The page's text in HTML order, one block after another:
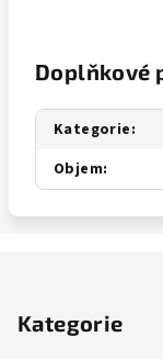
Doplňkové
Kategorie:
Objem:
Kategorie